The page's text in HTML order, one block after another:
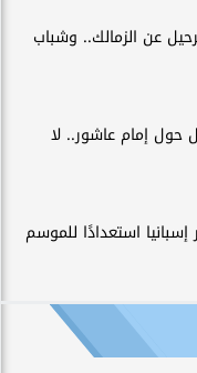
عن الزمالك.. وشباب
حول إمام عاشور.. لا
استعدادًا للموسم